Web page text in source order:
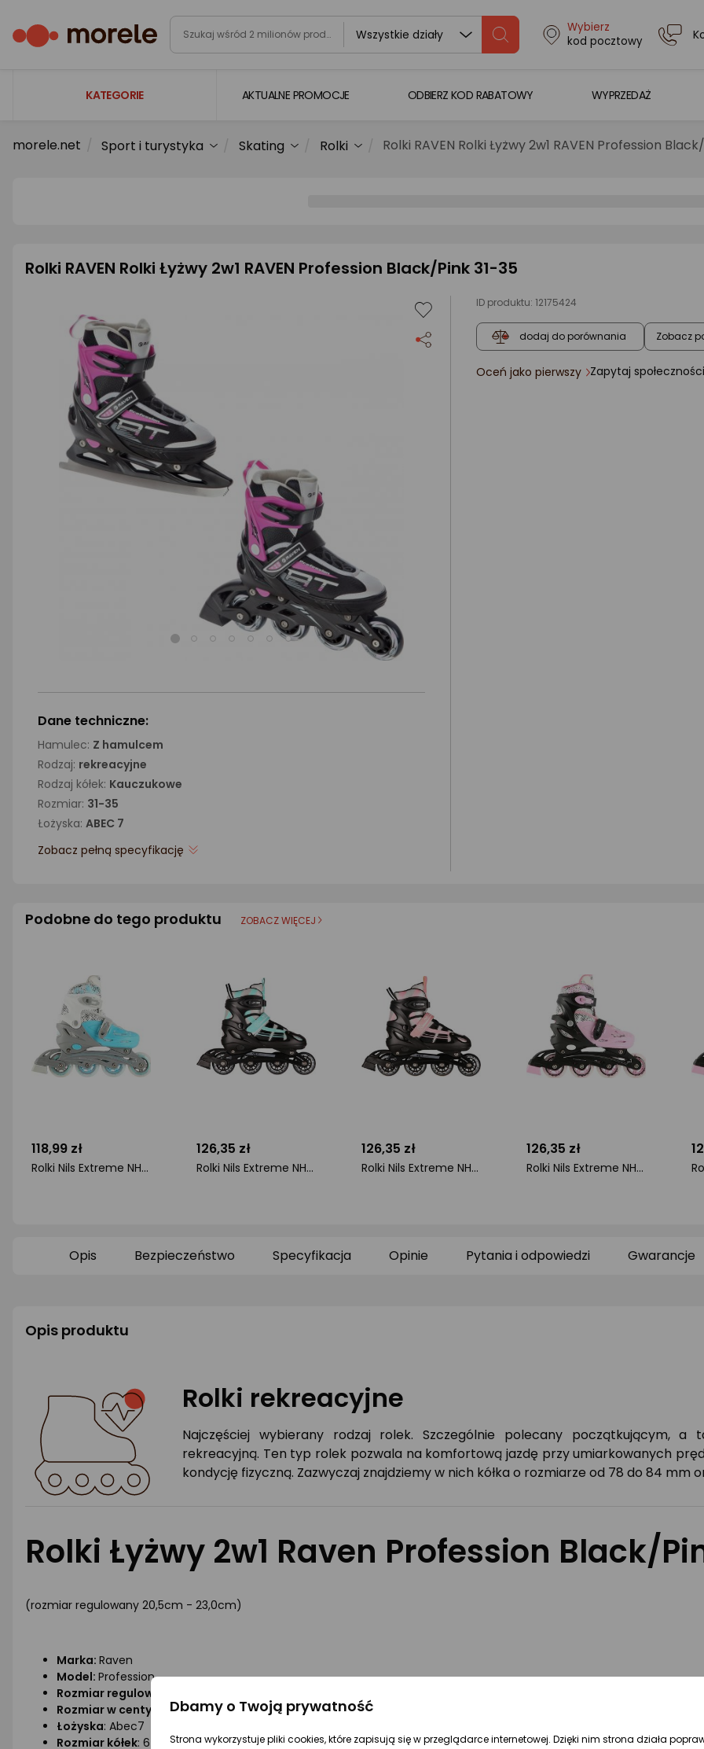
Wszystkie działy
Wybierz
kod pocztowy
KATEGORIE
Laptopy
Smartfony i smartwatche
Foto i kamery
AGD duże
AGD małe
Dom i ogród
Biuro i firma
Sport i turystyka
AKTUALNE PROMOCJE ODBIERZ KOD RABATOWY WYPRZEDAŻ
morele.net Sport i turystyka Skating Rolki Rolki RAVEN Rolki Łyżwy 2w1 RAVEN Profession
Rolki RAVEN Rolki Łyżwy 2w1 RAVEN Profession Black/Pink 31-35
ID produktu: 12175424
dodaj do porównania Zobacz
ocena
Oceń jako pierwszy Zapytaj społeczności
Dane techniczne:
Hamulec: Z hamulcem
Rodzaj: rekreacyjne
Rodzaj kółek: Kauczukowe
Rozmiar: 31-35
Łożyska: ABEC 7
Zobacz pełną specyfikację
Podobne do tego produktu ZOBACZ WIĘCEJ
118,99 zł
Rolki Nils Extreme NH18331 z wymienną płozą regulowane szare r. 31-34
126,35 zł
Rolki Nils Extreme NH18366A z wymienną płozą regulowane miętowe r. 35-38
126,35 zł
Rolki Nils Extreme NH18366A z wymienną płozą regulowane czarno-różowe r. 35-38
126,35 zł
Rolki Nils Extreme NH18331 z wymienną płozą regulowane różowe r. 31-34
Opis Bezpieczeństwo Specyfikacja Opinie Pytania i odpowiedzi Gwarancje
Opis produktu
Rolki rekreacyjne
Najczęściej wybierany rodzaj rolek. Szczególnie polecany początkującym,
rekreacyjną. Ten typ rolek pozwala na komfortową jazdę przy umiarkowanych
kondycję fizyczną. Zazwyczaj znajdziemy w nich kółka o rozmiarze od 78 do 84 mm
Rolki Łyżwy 2w1 Raven Profession Black/
(rozmiar regulowany 20,5cm - 23,0cm)
Marka: Raven
Model: Profession
Rozmiar regulowany:
Rozmiar w centymetrach:20,5cm - 23,0cm
Łożyska: Abec7
Rozmiar kółek: 64mm
Dbamy o Twoją prywatność
Strona wykorzystuje pliki cookies, które zapisują się w przeglądarce internetowej. Dzięki nim strona działa